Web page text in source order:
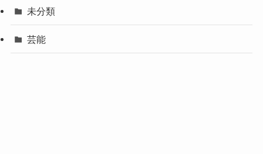
未分類
芸能